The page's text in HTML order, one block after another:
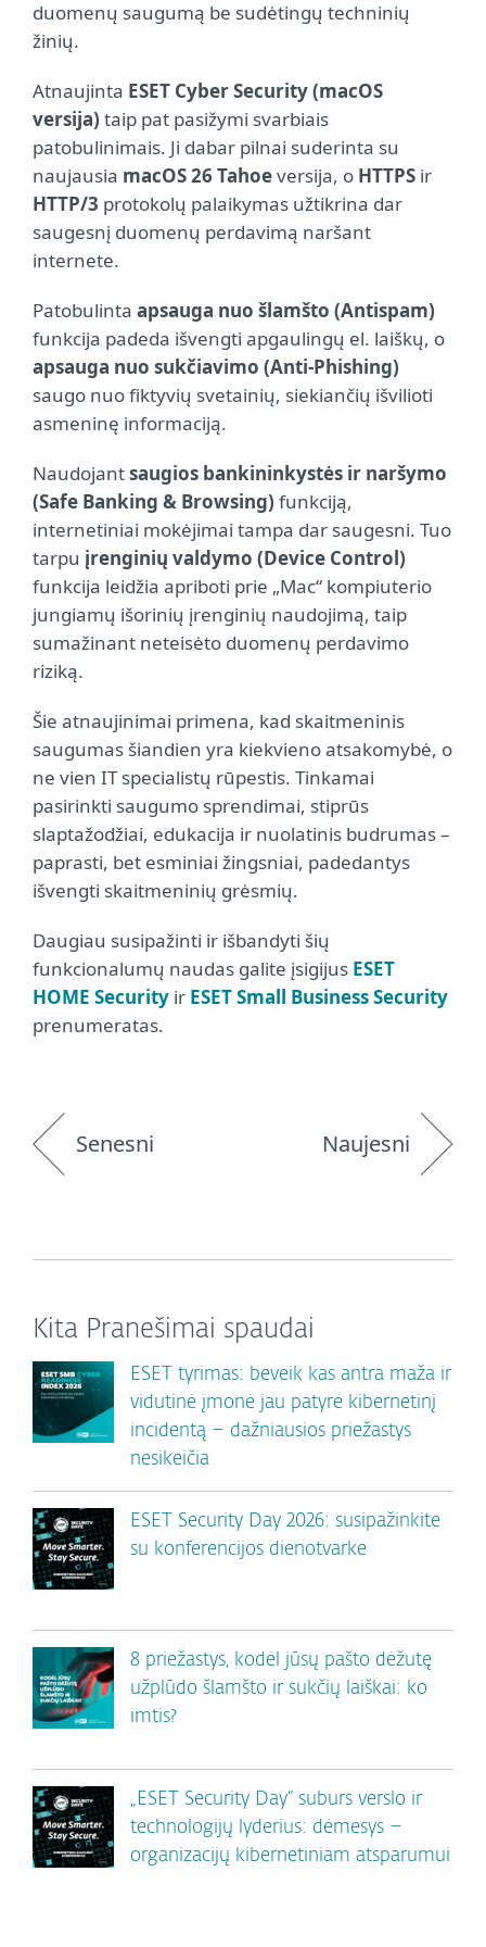
duomenų saugumą be sudėtingų techninių
žinių.
Atnaujinta ESET Cyber Security (macOS
versija) taip pat pasižymi svarbiais
patobulinimais. Ji dabar pilnai suderinta su
naujausia macOS 26 Tahoeversija, o HTTPS ir
HTTP/3 protokolų palaikymas užtikrina dar
saugesnį duomenų perdavimą naršant
internete.
Patobulinta apsauga nuo šlamšto (Antispam)
funkcija padeda išvengti apgaulingų el. laiškų, o
apsauga nuo sukčiavimo (Anti-Phishing)
saugo nuo fiktyvių svetainių, siekiančių išvilioti
asmeninę informaciją.
Naudojantsaugios bankininkystės ir naršymo
(Safe Banking & Browsing) funkciją,
internetiniai mokėjimai tampa dar saugesni. Tuo
tarpu įrenginių valdymo (Device Control)
funkcija leidžia apriboti prie „Mac“ kompiuterio
jungiamų išorinių įrenginių naudojimą, taip
sumažinant neteisėto duomenų perdavimo
riziką.
Šie atnaujinimai primena, kad skaitmeninis
saugumas šiandien yra kiekvieno atsakomybė, o
ne vien IT specialistų rūpestis. Tinkamai
pasirinkti saugumo sprendimai, stiprūs
slaptažodžiai, edukacija ir nuolatinis budrumas –
paprasti, bet esminiai žingsniai, padedantys
išvengti skaitmeninių grėsmių.
Daugiau susipažinti ir išbandyti šių
funkcionalumų naudas galite įsigijus ESET
HOME Security ir ESET Small Business Security
prenumeratas.
Senesni Naujesni
Kita Pranešimai spaudai
ESET tyrimas: beveik kas antra maža ir
vidutinė įmonė jau patyrė kibernetinį
incidentą – dažniausios priežastys
nesikeičia
ESET Security Day 2026: susipažinkite
su konferencijos dienotvarke
8 priežastys, kodėl jūsų pašto dėžutę
užplūdo šlamšto ir sukčių laiškai: ko
imtis?
„ESET Security Day“ suburs verslo ir
technologijų lyderius: dėmesys –
organizacijų kibernetiniam atsparumui